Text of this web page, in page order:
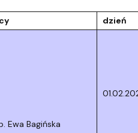
dzień
Ewa Bagińska